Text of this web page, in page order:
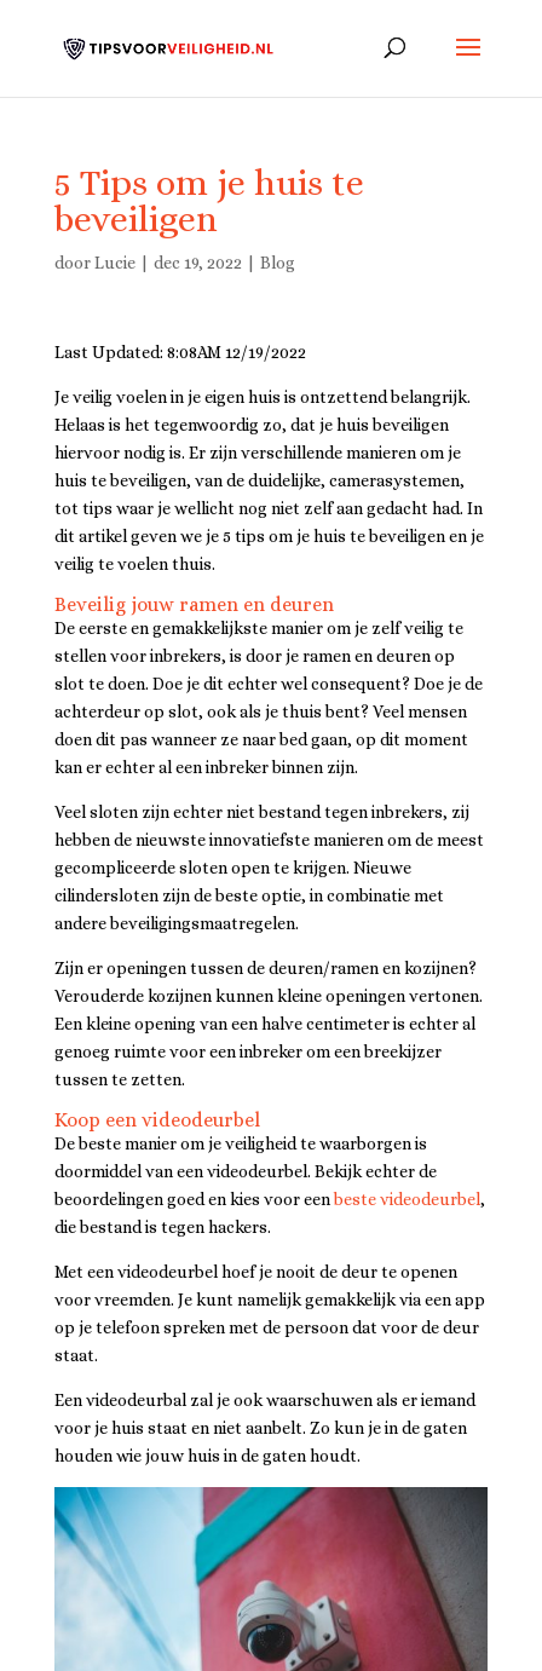
5 Tips om je huis te
beveiligen
doorLucie| dec 19, 2022 Blog
Last Updated: 8:08AM 12/19/2022
Je veilig voelen in je eigen huis is ontzettend belangrijk.
Helaas is het tegenwoordig zo, dat je huis beveiligen
hiervoor nodig is. Er zijn verschillende manieren om je
huis te beveiligen, van de duidelijke, camerasystemen,
tot tips waar je wellicht nog niet zelf aan gedacht had. In
dit artikel geven we je 5 tips om je huis te beveiligen en je
veilig te voelen thuis.
Beveilig jouw ramen en deuren
De eerste en gemakkelijkste manier om je zelf veilig te
stellen voor inbrekers, is door je ramen en deuren op
slot te doen. Doe je dit echter wel consequent? Doe je de
achterdeur op slot, ook als je thuis bent? Veel mensen
doen dit pas wanneer ze naar bed gaan, op dit moment
kan er echter al een inbreker binnen zijn.
Veel sloten zijn echter niet bestand tegen inbrekers, zij
hebben de nieuwste innovatiefste manieren om de meest
gecompliceerde sloten open te krijgen. Nieuwe
cilindersloten zijn de beste optie, in combinatie met
andere beveiligingsmaatregelen.
Zijn er openingen tussen de deuren/ramen en kozijnen?
Verouderde kozijnen kunnen kleine openingen vertonen.
Een kleine opening van een halve centimeter is echter al
genoeg ruimte voor een inbreker om een breekijzer
tussen te zetten.
Koop een videodeurbel
De beste manier om je veiligheid te waarborgen is
doormiddel van een videodeurbel. Bekijk echter de
beoordelingen goed en kies voor eenbeste videodeurbel,
die bestand is tegen hackers.
Met een videodeurbel hoef je nooit de deur te openen
voor vreemden. Je kunt namelijk gemakkelijk via een app
op je telefoon spreken met de persoon dat voor de deur
staat.
Een videodeurbal zal je ook waarschuwen als er iemand
voor je huis staat en niet aanbelt. Zo kun je in de gaten
houden wie jouw huis in de gaten houdt.